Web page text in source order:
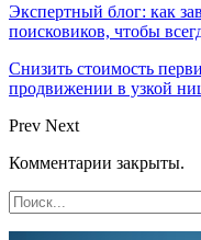
Экспертный блог: как
поисковиков, чтобы
Снизить стоимость
продвижении в узкой
Prev Next
Комментарии закрыты.